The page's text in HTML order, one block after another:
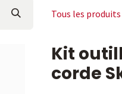
Tous les produits
Kit
corde